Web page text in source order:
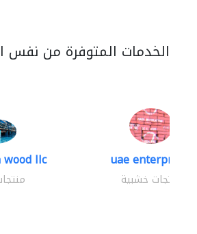
الخدمات المتوفرة من نفس
llc uae enterprises
منتجات خشبية